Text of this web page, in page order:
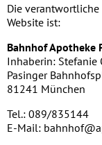
Die
Website ist:
Bahnhof Apotheke
Inhaberin: Stefanie
Pasinger
81241 München
Tel.: 089/835144
E-Mail: